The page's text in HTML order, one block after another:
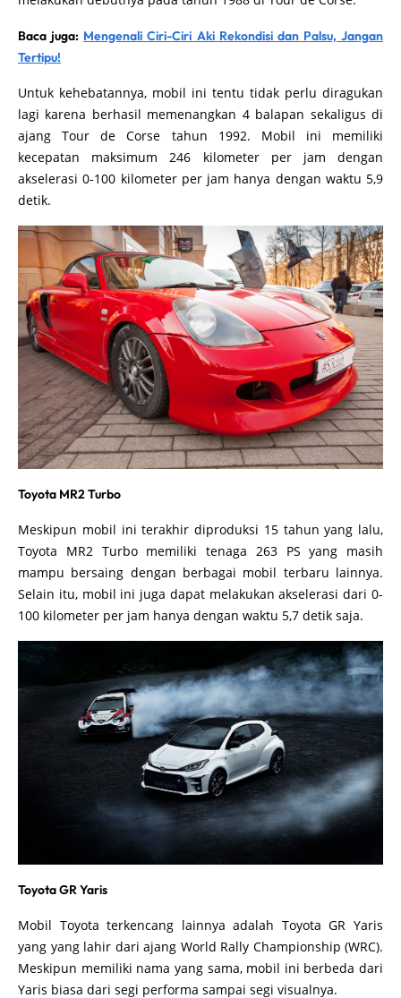
Baca juga: Mengenali Ciri-Ciri Aki Rekondisi dan Palsu, Jangan
Tertipu!
Untuk kehebatannya, mobil ini tentu tidak perlu diragukan
lagi karena berhasil memenangkan 4 balapan sekaligus di
ajang Tour de Corse tahun 1992. Mobil ini memiliki
kecepatan maksimum 246 kilometer per jam dengan
akselerasi 0-100 kilometer per jam hanya dengan waktu 5,9
detik.
Toyota MR2 Turbo
Meskipun mobil ini terakhir diproduksi 15 tahun yang lalu,
Toyota MR2 Turbo memiliki tenaga 263 PS yang masih
mampu bersaing dengan berbagai mobil terbaru lainnya.
Selain itu, mobil ini juga dapat melakukan akselerasi dari 0-
100 kilometer per jam hanya dengan waktu 5,7 detik saja.
Toyota GR Yaris
Mobil Toyota terkencang lainnya adalah Toyota GR Yaris
yang yang lahir dari ajang World Rally Championship (WRC).
Meskipun memiliki nama yang sama, mobil ini berbeda dari
Yaris biasa dari segi performa sampai segi visualnya.